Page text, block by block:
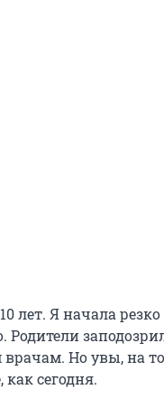
лет. Я начала
Но увы, на
как сегодня.